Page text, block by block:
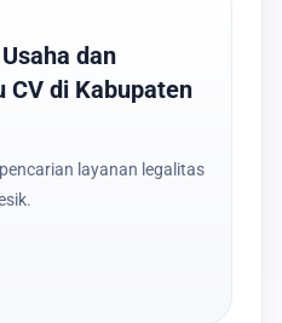
dan
CV di Kabupaten
layanan legalitas